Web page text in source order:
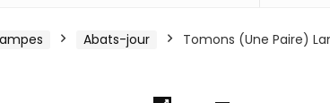
Abats-jour
Tomons (Une Paire)